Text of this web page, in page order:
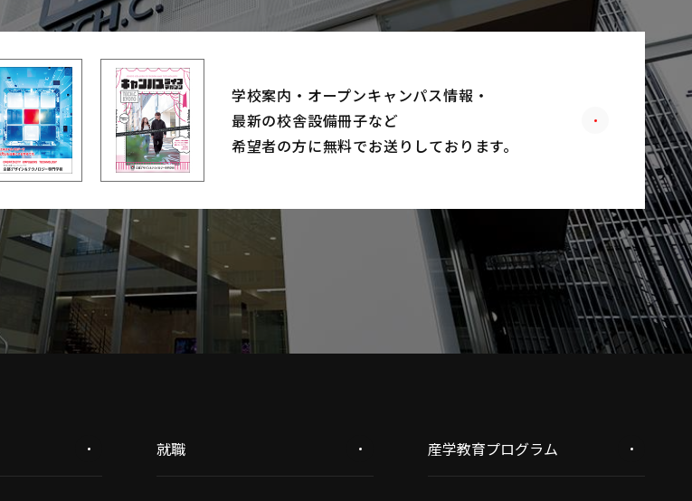
学校案内・オープンキャンパス情報・
最新の校舎設備冊子など
希望者の方に無料でお送りしております。
就職 産学教育プログラム